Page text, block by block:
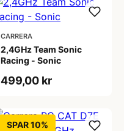
CARRERA
2,4GHz Team Sonic
Racing - Sonic
499,00 kr
SPAR 10%